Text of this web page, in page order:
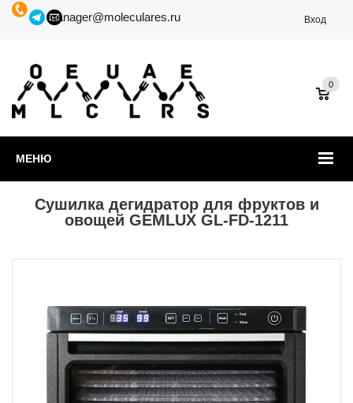
manager@moleculares.ru Вход
МЕНЮ
0
Сушилка дегидратор для фруктов и
овощей GEMLUX GL-FD-1211